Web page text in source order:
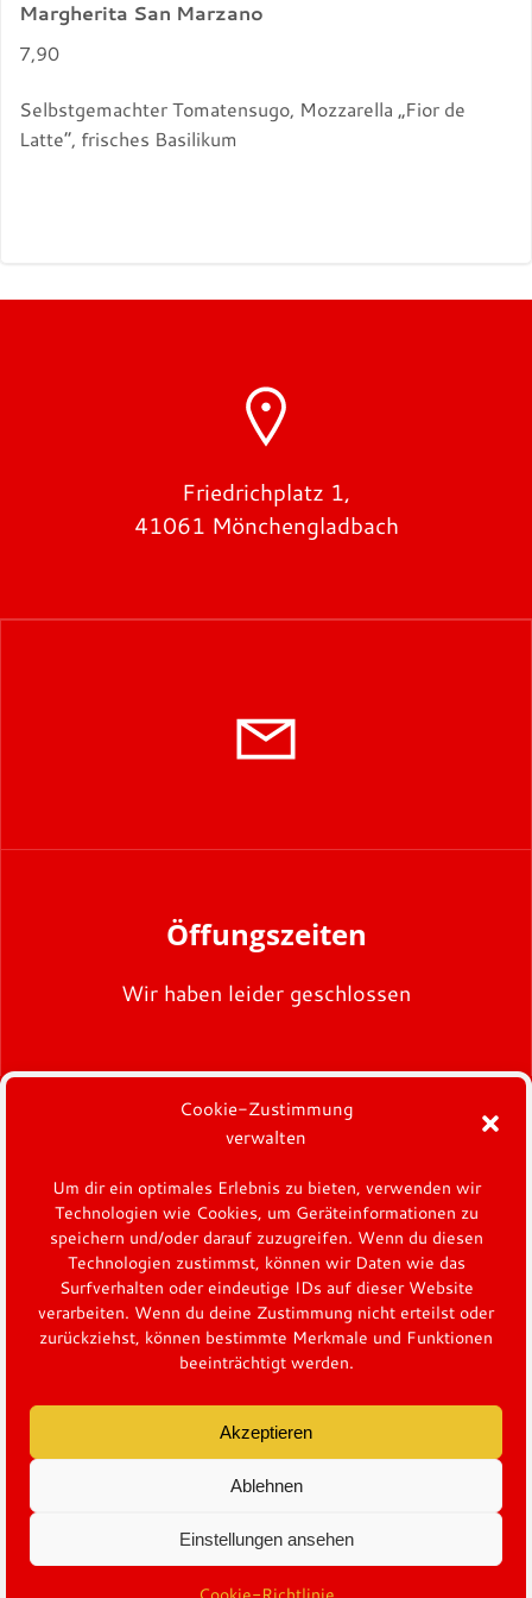
Cookie-Zustimmung
verwalten
Um dir ein optimales Erlebnis zu bieten, verwenden wir
Technologien wie Cookies, um Geräteinformationen zu
speichern und/oder darauf zuzugreifen. Wenn du diesen
Technologien zustimmst, können wir Daten wie das
Surfverhalten oder eindeutige IDs auf dieser Website
verarbeiten. Wenn du deine Zustimmung nicht erteilst oder
zurückziehst, können bestimmte Merkmale und Funktionen
beeinträchtigt werden.
Akzeptieren
Ablehnen
Einstellungen ansehen
Margherita San Marzano
7,90
Selbstgemachter Tomatensugo, Mozzarella „Fior de
Latte“, frisches Basilikum
Friedrichplatz 1,
41061 Mönchengladbach
Öffungszeiten
Wir haben leider geschlossen